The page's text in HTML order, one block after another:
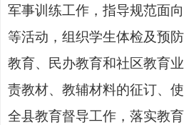
军事训练工作， 指导规范面
等活动， 组织学生体检及预
教育、民办教育和社区教育
责教材、教辅材料的征订、
全县教育督导工作，落实教